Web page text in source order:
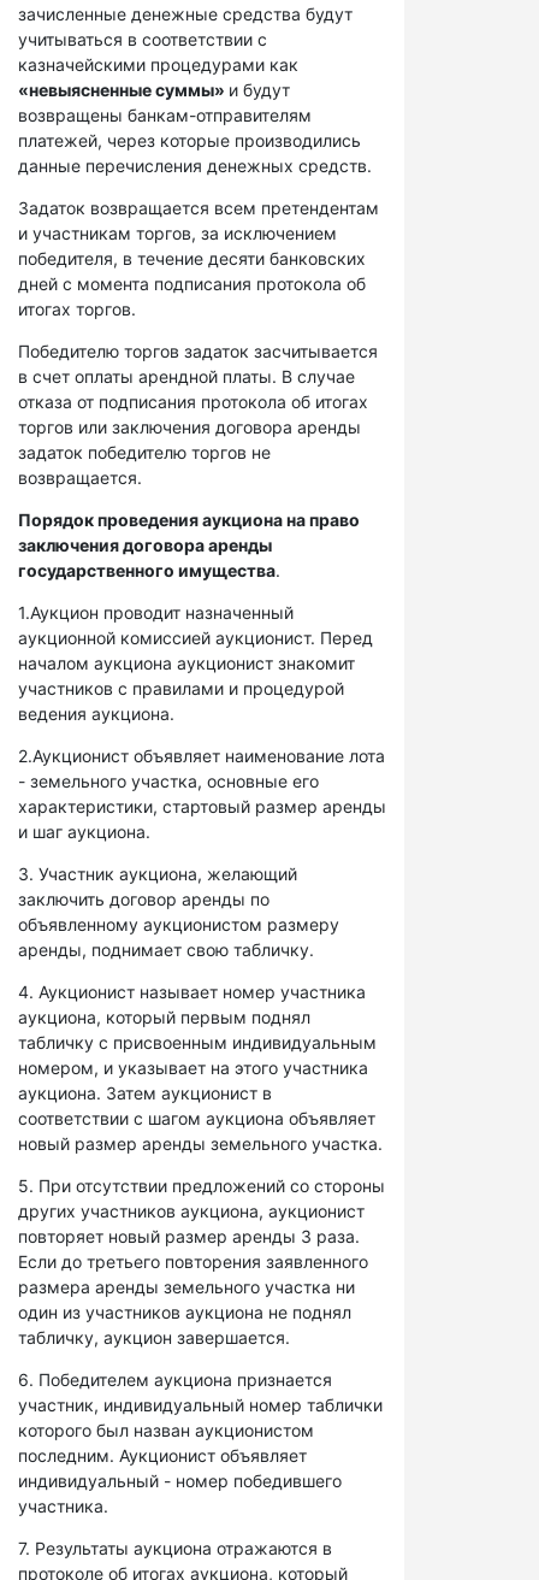
зачисленные денежные средства будут
учитываться в соответствии с
казначейскими процедурами как
«невыясненные суммы» и будут
возвращены банкам-отправителям
платежей, через которые производились
данные перечисления денежных средств.
Задаток возвращается всем претендентам
и участникам торгов, за исключением
победителя, в течение десяти банковских
дней с момента подписания протокола об
итогах торгов.
Победителю торгов задаток засчитывается
в счет оплаты арендной платы. В случае
отказа от подписания протокола об итогах
торгов или заключения договора аренды
задаток победителю торгов не
возвращается.
Порядок проведения аукциона на право
заключения договора аренды
государственного имущества.
1.Аукцион проводит назначенный
аукционной комиссией аукционист. Перед
началом аукциона аукционист знакомит
участников с правилами и процедурой
ведения аукциона.
2.Аукционист объявляет наименование лота
- земельного участка, основные его
характеристики, стартовый размер аренды
и шаг аукциона.
3. Участник аукциона, желающий
заключить договор аренды по
объявленному аукционистом размеру
аренды, поднимает свою табличку.
4. Аукционист называет номер участника
аукциона, который первым поднял
табличку с присвоенным индивидуальным
номером, и указывает на этого участника
аукциона. Затем аукционист в
соответствии с шагом аукциона объявляет
новый размер аренды земельного участка.
5. При отсутствии предложений со стороны
других участников аукциона, аукционист
повторяет новый размер аренды 3 раза.
Если до третьего повторения заявленного
размера аренды земельного участка ни
один из участников аукциона не поднял
табличку, аукцион завершается.
6. Победителем аукциона признается
участник, индивидуальный номер таблички
которого был назван аукционистом
последним. Аукционист объявляет
индивидуальный - номер победившего
участника.
7. Результаты аукциона отражаются в
протоколе об итогах аукциона, который